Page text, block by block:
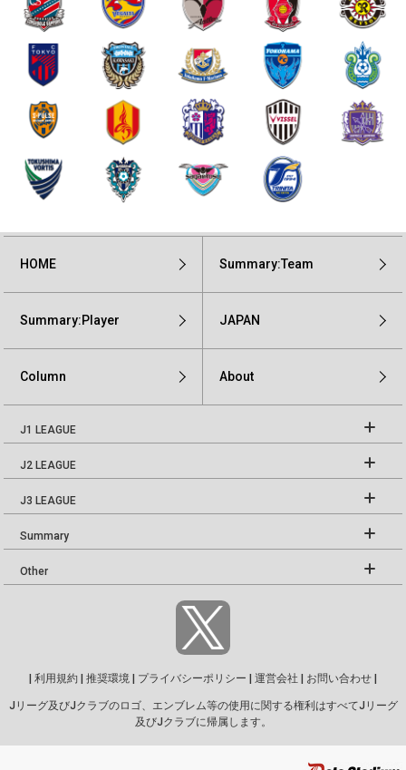
HOME Summary:Team
Summary:Player JAPAN
Column About
J1 LEAGUE
J2 LEAGUE
J3 LEAGUE
Summary
Other
利用規約 推奨環境 プライバシーポリシー 運営会社 お問い合わせ
Jリーグ及びJクラブのロゴ、エンブレム等の使用に関する権利はすべてJリーグ
及びJクラブに帰属します。